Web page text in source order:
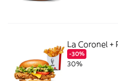
La Coronel +
-30%
30%